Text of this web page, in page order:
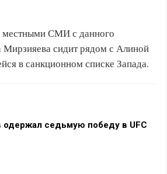
местными СМИ с данного
Мирзияева сидит рядом с Алиной
в санкционном списке Запада.
одержал седьмую победу в UFC